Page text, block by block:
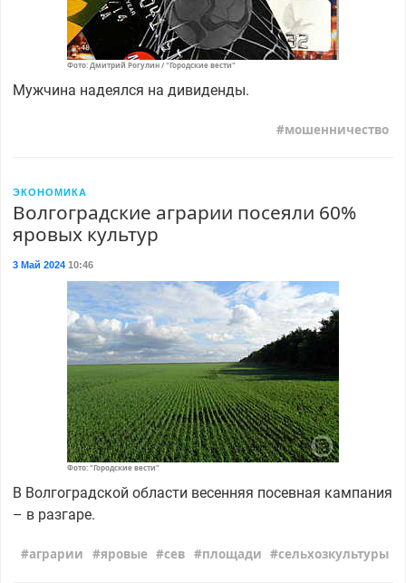
Фото: Дмитрий Рогулин / "Городские вести"
Мужчина надеялся на дивиденды.
мошенничество
ЭКОНОМИКА
Волгоградские аграрии посеяли 60%
яровых культур
3 Май 202410:46
Фото: "Городские вести"
В Волгоградской области весенняя посевная кампания
– в разгаре.
аграрии яровые сев площади сельхозкультуры